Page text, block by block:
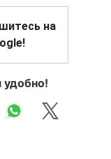
на
удобно!